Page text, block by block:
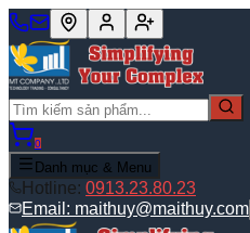
0
Danh mục & Menu
Hotline: 0913.23.80.23
Email: maithuy@maithuy.com